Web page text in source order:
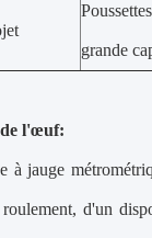
grande
l'œuf:
à jauge
d'un